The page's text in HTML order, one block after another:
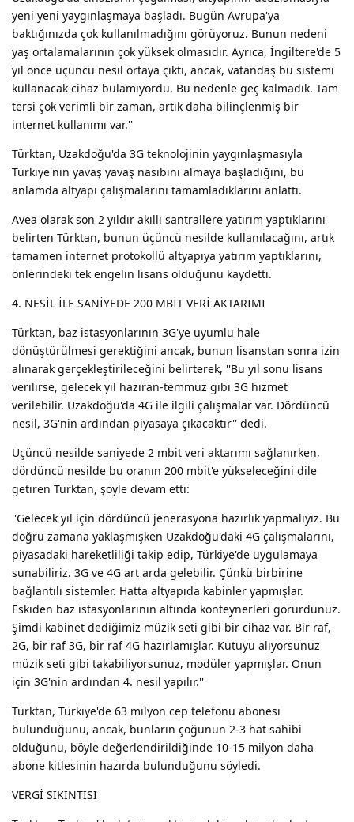
yeni yeni yaygınlaşmaya başladı. Bugün Avrupa'ya
baktığınızda çok kullanılmadığını görüyoruz. Bunun nedeni
yaş ortalamalarının çok yüksek olmasıdır. Ayrıca, İngiltere'de 5
yıl önce üçüncü nesil ortaya çıktı, ancak, vatandaş bu sistemi
kullanacak cihaz bulamıyordu. Bu nedenle geç kalmadık. Tam
tersi çok verimli bir zaman, artık daha bilinçlenmiş bir
internet kullanımı var.''
Türktan, Uzakdoğu'da 3G teknolojinin yaygınlaşmasıyla
Türkiye'nin yavaş yavaş nasibini almaya başladığını, bu
anlamda altyapı çalışmalarını tamamladıklarını anlattı.
Avea olarak son 2 yıldır akıllı santrallere yatırım yaptıklarını
belirten Türktan, bunun üçüncü nesilde kullanılacağını, artık
tamamen internet protokollü altyapıya yatırım yaptıklarını,
önlerindeki tek engelin lisans olduğunu kaydetti.
4. NESİL İLE SANİYEDE 200 MBİT VERİ AKTARIMI
Türktan, baz istasyonlarının 3G'ye uyumlu hale
dönüştürülmesi gerektiğini ancak, bunun lisanstan sonra izin
alınarak gerçekleştirileceğini belirterek, ''Bu yıl sonu lisans
verilirse, gelecek yıl haziran-temmuz gibi 3G hizmet
verilebilir. Uzakdoğu'da 4G ile ilgili çalışmalar var. Dördüncü
nesil, 3G'nin ardından piyasaya çıkacaktır'' dedi.
Üçüncü nesilde saniyede 2 mbit veri aktarımı sağlanırken,
dördüncü nesilde bu oranın 200 mbit'e yükseleceğini dile
getiren Türktan, şöyle devam etti:
''Gelecek yıl için dördüncü jenerasyona hazırlık yapmalıyız. Bu
doğru zamana yaklaşmışken Uzakdoğu'daki 4G çalışmalarını,
piyasadaki hareketliliği takip edip, Türkiye'de uygulamaya
sunabiliriz. 3G ve 4G art arda gelebilir. Çünkü birbirine
bağlantılı sistemler. Hatta altyapıda kabinler yapmışlar.
Eskiden baz istasyonlarının altında konteynerleri görürdünüz.
Şimdi kabinet dediğimiz müzik seti gibi bir cihaz var. Bir raf,
2G, bir raf 3G, bir raf 4G hazırlamışlar. Kutuyu alıyorsunuz
müzik seti gibi takabiliyorsunuz, modüler yapmışlar. Onun
için 3G'nin ardından 4. nesil yapılır.''
Türktan, Türkiye'de 63 milyon cep telefonu abonesi
bulunduğunu, ancak, bunların çoğunun 2-3 hat sahibi
olduğunu, böyle değerlendirildiğinde 10-15 milyon daha
abone kitlesinin hazırda bulunduğunu söyledi.
VERGİ SIKINTISI